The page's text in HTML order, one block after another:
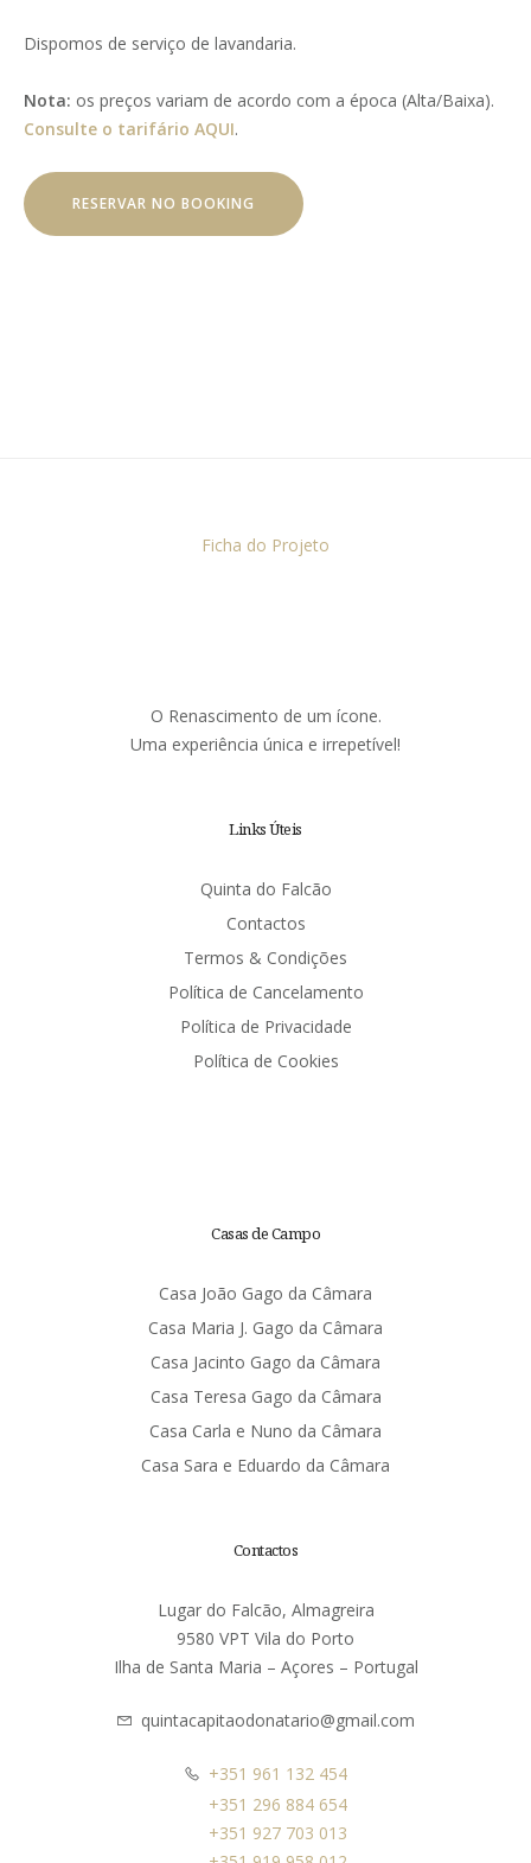
Dispomos de serviço de lavandaria.
Nota: os preços variam de acordo com a época (Alta/Baixa).
Consulte o tarifário AQUI.
RESERVAR NO BOOKING
Ficha do Projeto
O Renascimento de um ícone.
Uma experiência única e irrepetível!
Links Úteis
Quinta do Falcão
Contactos
Termos & Condições
Política de Cancelamento
Política de Privacidade
Política de Cookies
Casas de Campo
Casa João Gago da Câmara
Casa Maria J. Gago da Câmara
Casa Jacinto Gago da Câmara
Casa Teresa Gago da Câmara
Casa Carla e Nuno da Câmara
Casa Sara e Eduardo da Câmara
Contactos
Lugar do Falcão, Almagreira
9580 VPT Vila do Porto
Ilha de Santa Maria – Açores – Portugal
quintacapitaodonatario@gmail.com
+351 961 132 454
+351 296 884 654
+351 927 703 013